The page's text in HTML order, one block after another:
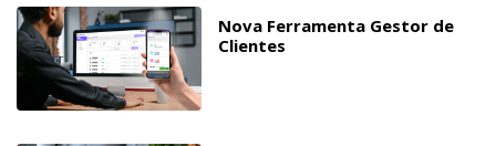
Nova Ferramenta Gestor de
Clientes